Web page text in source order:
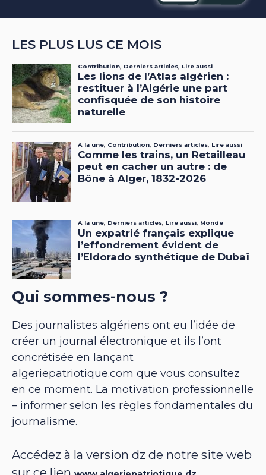
LES PLUS LUS CE MOIS
Qui sommes-nous ?
Des journalistes algériens ont eu l’idée de
créer un journal électronique et ils l’ont
concrétisée en lançant
algeriepatriotique.com que vous consultez
en ce moment. La motivation professionnelle
– informer selon les règles fondamentales du
journalisme.
Accédez à la version dz de notre site web